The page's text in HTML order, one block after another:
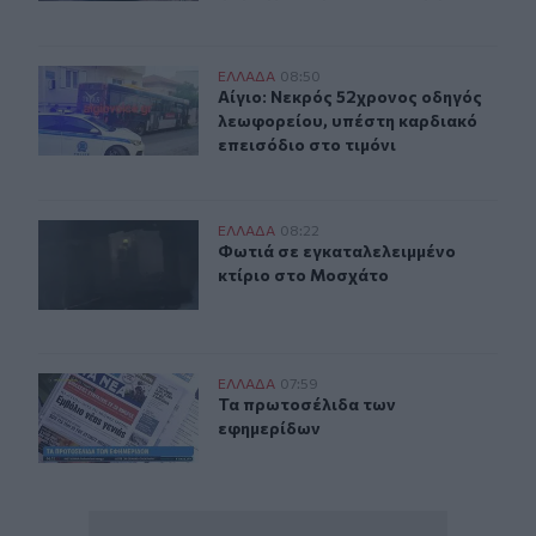
Αίγιο: Νεκρός 52χρονος οδηγός λεωφορείου, υπέστη
ΕΛΛAΔΑ 08:50
Αίγιο: Νεκρός 52χρονος οδηγός
Αίγιο: Νεκρός 52χρονος οδηγός
λεωφορείου, υπέστη καρδιακό
επεισόδιο στο τιμόνι
Φωτιά σε εγκαταλελειμμένο κτίριο στο Μοσχάτο
ΕΛΛAΔΑ 08:22
Φωτιά σε εγκαταλελειμμένο
Φωτιά σε εγκαταλελειμμένο
κτίριο στο Μοσχάτο
Τα πρωτοσέλιδα των εφημερίδων
ΕΛΛAΔΑ 07:59
Τα πρωτοσέλιδα των εφημερίδων
Τα πρωτοσέλιδα των
εφημερίδων